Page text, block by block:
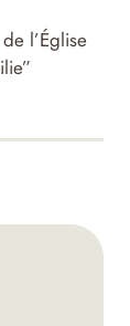
l’Église